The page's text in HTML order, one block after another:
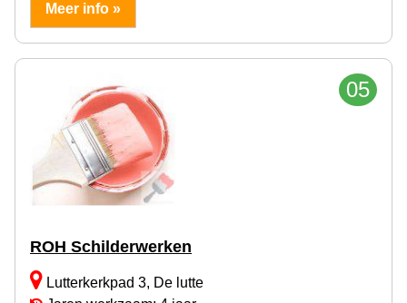
Meer info »
05
ROH Schilderwerken
Lutterkerkpad 3, De lutte